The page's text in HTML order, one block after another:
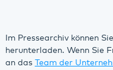
Im Pressearchiv können
herunterladen. Wenn Sie
an das Team der